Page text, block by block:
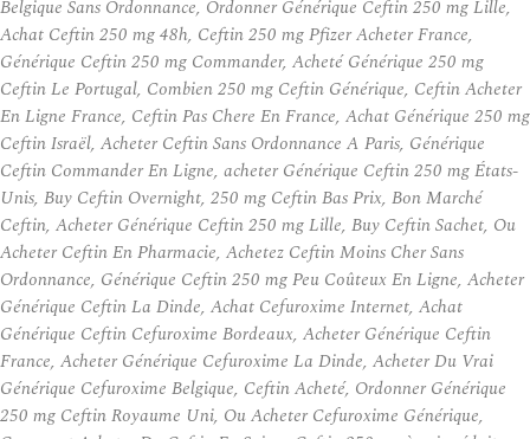
Belgique Sans Ordonnance, Ordonner Générique Ceftin 250 mg Lille,
Achat Ceftin 250 mg 48h, Ceftin 250 mg Pfizer Acheter France,
Générique Ceftin 250 mg Commander, Acheté Générique 250 mg
Ceftin Le Portugal, Combien 250 mg Ceftin Générique, Ceftin Acheter
En Ligne France, Ceftin Pas Chere En France, Achat Générique 250 mg
Ceftin Israël, Acheter Ceftin Sans Ordonnance A Paris, Générique
Ceftin Commander En Ligne, acheter Générique Ceftin 250 mg États-
Unis, Buy Ceftin Overnight, 250 mg Ceftin Bas Prix, Bon Marché
Ceftin, Acheter Générique Ceftin 250 mg Lille, Buy Ceftin Sachet, Ou
Acheter Ceftin En Pharmacie, Achetez Ceftin Moins Cher Sans
Ordonnance, Générique Ceftin 250 mg Peu Coûteux En Ligne, Acheter
Générique Ceftin La Dinde, Achat Cefuroxime Internet, Achat
Générique Ceftin Cefuroxime Bordeaux, Acheter Générique Ceftin
France, Acheter Générique Cefuroxime La Dinde, Acheter Du Vrai
Générique Cefuroxime Belgique, Ceftin Acheté, Ordonner Générique
250 mg Ceftin Royaume Uni, Ou Acheter Cefuroxime Générique,